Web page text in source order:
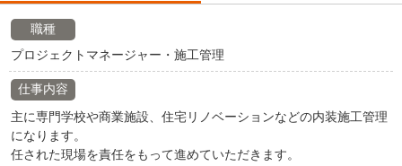
職種
プロジェクトマネージャー・施工管理
仕事内容
主に専門学校や商業施設、住宅リノベーションなどの内装施工管理
になります。
任された現場を責任をもって進めていただきます。